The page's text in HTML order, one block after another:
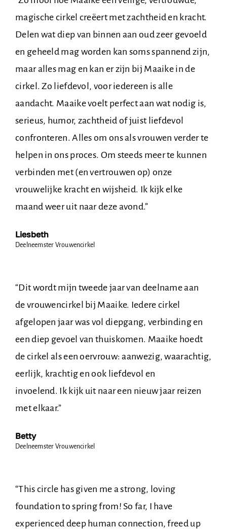
“This circle has given me a strong, loving
foundation to spring from! So far, I have
experienced deep human connection, freed up
magische cirkel creëert met zachtheid en kracht.
Delen wat diep van binnen aan oud zeer gevoeld
en geheeld mag worden kan somsspannend zijn,
maar alles mag en kan er zijn bij Maaike in de
cirkel. Zo liefdevol, voor iedereen is alle
aandacht. Maaike voelt perfect aan wat nodig is,
serieus, humor, zachtheid of juist liefdevol
confronteren. Alles om ons alsvrouwen verder te
helpen in ons proces. Om steeds meer te kunnen
verbinden met (envertrouwen op) onze
vrouwelijke kracht en wijsheid. Ik kijk elke
maand weer uit naar deze avond.”
Liesbeth
Deelneemster Vrouwencirkel
“Dit wordt mijn tweede jaar van deelname aan
de vrouwencirkel bij Maaike. Iedere cirkel
afgelopen jaar was vol diepgang, verbinding en
een diep gevoel van thuiskomen. Maaike hoedt
de cirkel als een oervrouw: aanwezig, waarachtig,
eerlijk, krachtig en ook liefdevol en
invoelend. Ik kijk uit naar een nieuw jaar reizen
met elkaar.”
Betty
Deelneemster Vrouwencirkel